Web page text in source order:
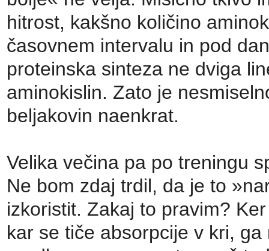
hitrost, kakšno količino
časovnem intervalu in pod
proteinska sinteza ne dviga
aminokislin. Zato je
beljakovin naenkrat.
Velika večina pa po treningu
Ne bom zdaj trdil, da je to
izkoristit. Zakaj to pravim?
kar se tiče absorpcije v kri,